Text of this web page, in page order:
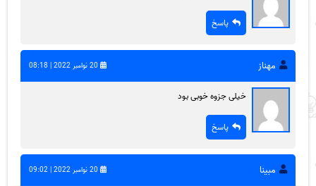
پاسخ
مهناز 20 نوامبر 2022 | 08:18
خیلی جزوه خوبی بود
پاسخ
مبینا 20 نوامبر 2022 | 09:02